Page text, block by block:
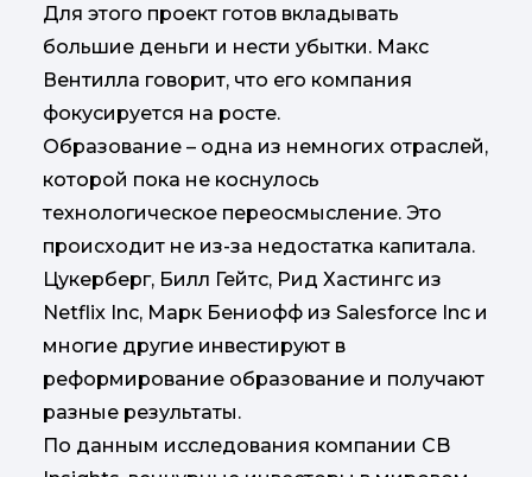
Для этого проект готов вкладывать
большие деньги и нести убытки. Макс
Вентилла говорит, что его компания
фокусируется на росте.
Образование – одна из немногих отраслей,
которой пока не коснулось
технологическое переосмысление. Это
происходит не из-за недостатка капитала.
Цукерберг, Билл Гейтс, Рид Хастингc из
Netflix Inc, Марк Бениофф из Salesforce Inc и
многие другие инвестируют в
реформирование образование и получают
разные результаты.
По данным исследования компании CB